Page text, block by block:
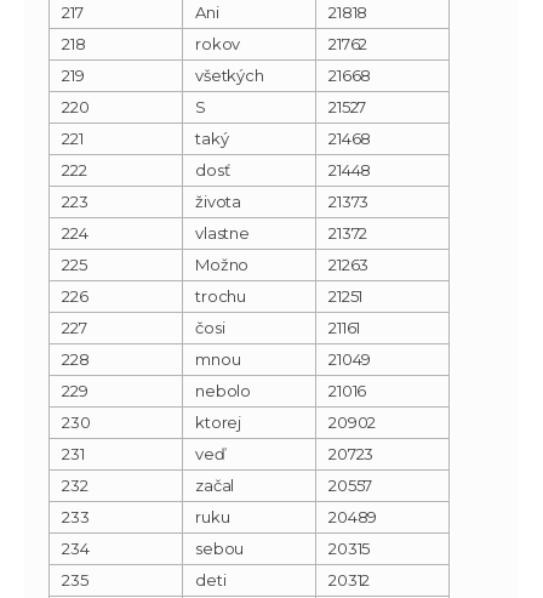
217
Ani
21818
218
rokov
21762
219
všetkých
21668
220
S
21527
221
taký
21468
222
dosť
21448
223
života
21373
224
vlastne
21372
225
Možno
21263
226
trochu
21251
227
čosi
21161
228
mnou
21049
229
nebolo
21016
230
ktorej
20902
231
veď
20723
232
začal
20557
233
ruku
20489
234
sebou
20315
235
deti
20312